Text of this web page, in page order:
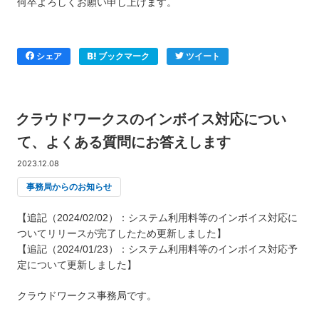
シェア ブックマーク ツイート
クラウドワークスのインボイス対応につい
て、よくある質問にお答えします
2023.12.08
事務局からのお知らせ
【追記（2024/02/02）：システム利用料等のインボイス対応に
ついてリリースが完了したため更新しました】
【追記（2024/01/23）：システム利用料等のインボイス対応予
定について更新しました】
クラウドワークス事務局です。